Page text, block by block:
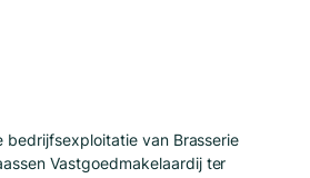
bedrijfsexploitatie van Brasserie
Vastgoedmakelaardij ter